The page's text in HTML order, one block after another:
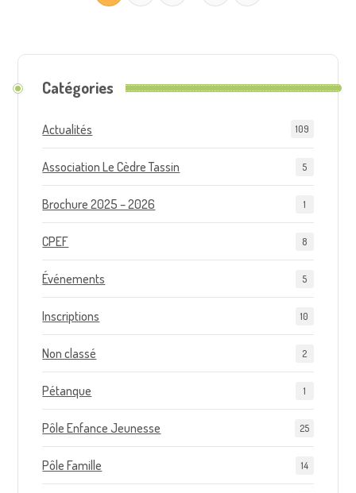
Catégories
Actualités 109
Association Le Cèdre Tassin 5
Brochure 2025 – 2026 1
CPEF 8
Événements 5
Inscriptions 10
Non classé 2
Pétanque 1
Pôle Enfance Jeunesse 25
Pôle Famille 14